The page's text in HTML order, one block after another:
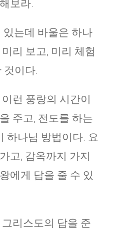
보라.
있는데 바울은 하나
리 보고, 미리 체험
것이다.
런 풍랑의 시간이
주고, 전도를 하는
하나님 방법이다. 요
고, 감옥까지 가지
에게 답을 줄 수 있
리스도의 답을 준